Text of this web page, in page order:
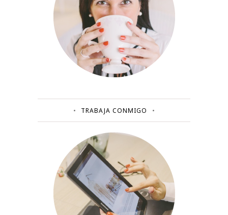
TRABAJA CONMIGO